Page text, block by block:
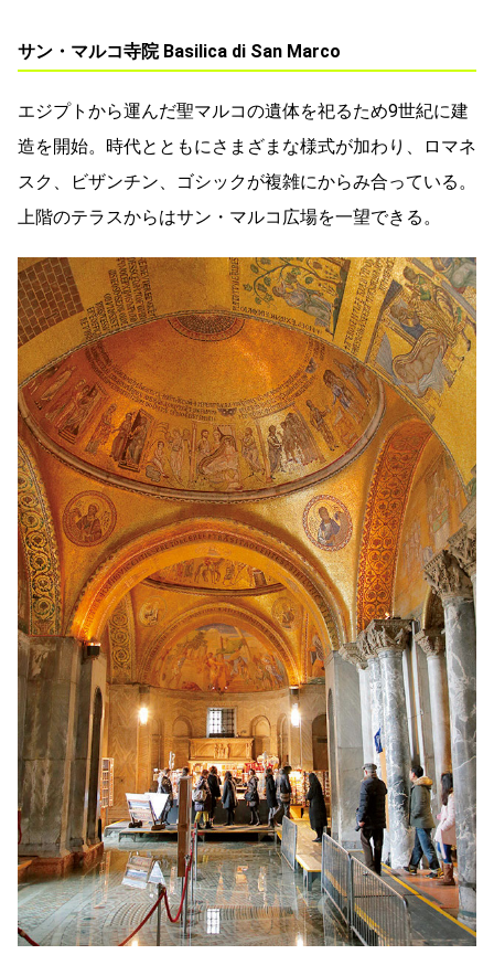
サン・マルコ寺院 Basilica di San Marco
エジプトから運んだ聖マルコの遺体を祀るため9世紀に建
造を開始。時代とともにさまざまな様式が加わり、ロマネ
スク、ビザンチン、ゴシックが複雑にからみ合っている。
上階のテラスからはサン・マルコ広場を一望できる。